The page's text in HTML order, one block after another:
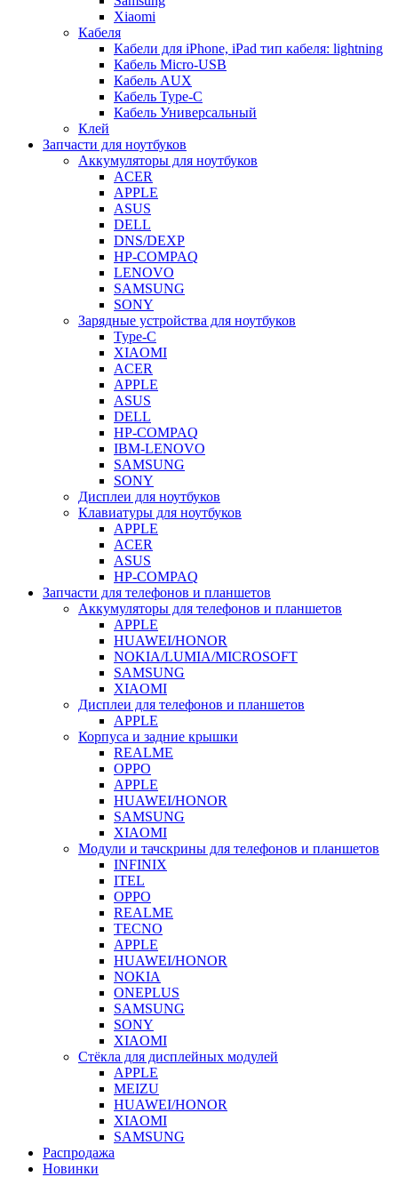
Xiaomi
Кабеля
Кабели для iPhone, iPad тип кабеля: lightning
Кабель Micro-USB
Кабель AUX
Кабель Type-C
Кабель Универсальный
Клей
Запчасти для ноутбуков
Аккумуляторы для ноутбуков
ACER
APPLE
ASUS
DELL
DNS/DEXP
HP-COMPAQ
LENOVO
SAMSUNG
SONY
Зарядные устройства для ноутбуков
Type-C
XIAOMI
ACER
APPLE
ASUS
DELL
HP-COMPAQ
IBM-LENOVO
SAMSUNG
SONY
Дисплеи для ноутбуков
Клавиатуры для ноутбуков
APPLE
ACER
ASUS
HP-COMPAQ
Запчасти для телефонов и планшетов
Аккумуляторы для телефонов и планшетов
APPLE
HUAWEI/HONOR
NOKIA/LUMIA/MICROSOFT
SAMSUNG
XIAOMI
Дисплеи для телефонов и планшетов
APPLE
Корпуса и задние крышки
REALME
OPPO
APPLE
HUAWEI/HONOR
SAMSUNG
XIAOMI
Модули и тачскрины для телефонов и планшетов
INFINIX
ITEL
OPPO
REALME
TECNO
APPLE
HUAWEI/HONOR
NOKIA
ONEPLUS
SAMSUNG
SONY
XIAOMI
Стёкла для дисплейных модулей
APPLE
MEIZU
HUAWEI/HONOR
XIAOMI
SAMSUNG
Распродажа
Новинки